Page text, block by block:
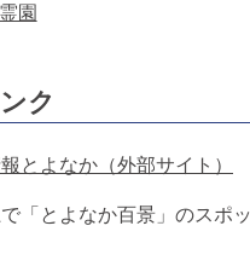
園
ク
とよなか（外部サイト）
「とよなか百景」のスポ